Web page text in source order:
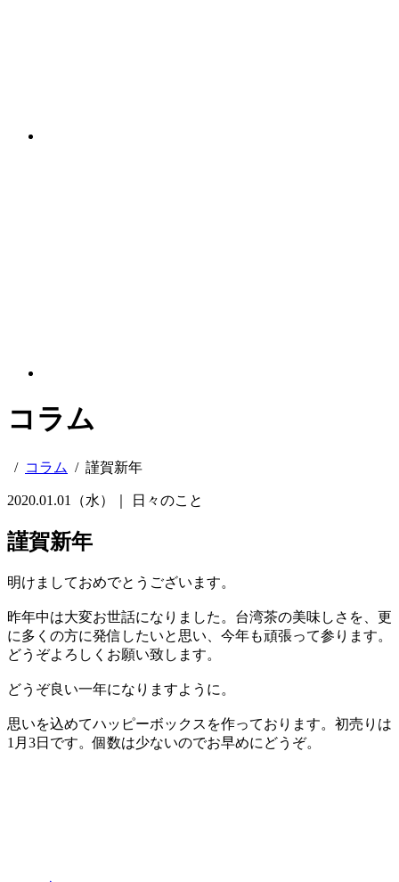
コラム
/ コラム / 謹賀新年
2020.01.01（水）｜ 日々のこと
謹賀新年
明けましておめでとうございます。
昨年中は大変お世話になりました。台湾茶の美味しさを、更
に多くの方に発信したいと思い、今年も頑張って参ります。
どうぞよろしくお願い致します。
どうぞ良い一年になりますように。
思いを込めてハッピーボックスを作っております。初売りは
1月3日です。個数は少ないのでお早めにどうぞ。